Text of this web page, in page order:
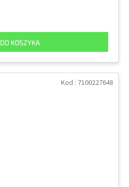
DO KOSZYKA
Kod : 7100227648